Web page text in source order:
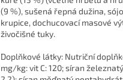
(9 %), sušená řepná dužina,
krupice, dochucovací masové
živočišné tuky.
Doplňkové látky: Nutriční
mg/kg: vit C: 120; síran